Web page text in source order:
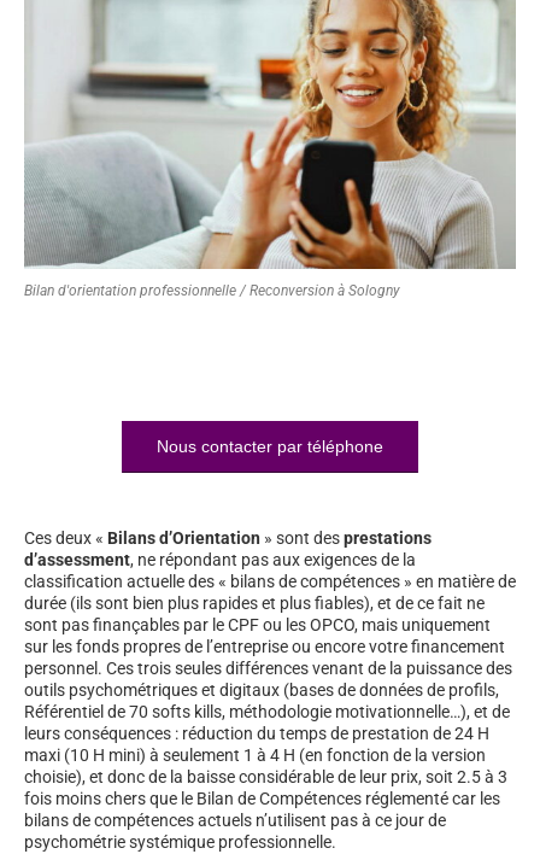
Bilan d'orientation professionnelle / Reconversion à Sologny
Nous contacter par téléphone
Ces deux « Bilans d’Orientation » sont desprestations
d’assessment, ne répondant pas aux exigences de la
classification actuelle des « bilans de compétences » en matière de
durée (ils sont bien plus rapides et plus fiables), et de ce fait ne
sont pas finançables par le CPF ou les OPCO, mais uniquement
sur les fonds propres de l’entreprise ou encore votre financement
personnel. Ces trois seules différences venant de la puissance des
outils psychométriques et digitaux (bases de données de profils,
Référentiel de 70 softs kills, méthodologie motivationnelle…), et de
leurs conséquences : réduction du temps de prestation de 24 H
maxi (10 H mini) à seulement 1 à 4 H (en fonction de la version
choisie), et donc de la baisse considérable de leur prix, soit 2.5 à 3
fois moins chers que le Bilan de Compétences réglementé car les
bilans de compétences actuels n’utilisent pas à ce jour de
psychométrie systémique professionnelle.